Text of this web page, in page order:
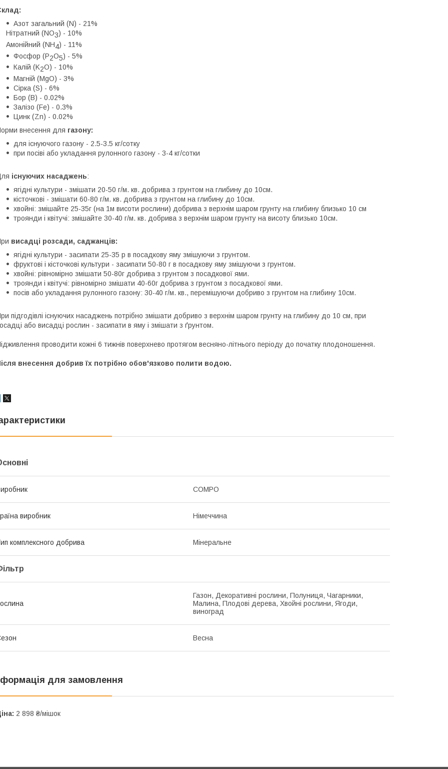
Азот загальний (N) - 21%
Нітратний (NO3) - 10%
Амонійний (NH4) - 11%
Фосфор (P2O5) - 5%
Калій (K2O) - 10%
Магній (MgO) - 3%
Сірка (S) - 6%
Бор (B) - 0.02%
Залізо (Fe) - 0.3%
Цинк (Zn) - 0.02%
внесення для газону:
для існуючого газону - 2.5-3.5 кг/сотку
при посіві або укладання рулонного газону - 3-4 кг/сотки
існуючих насаджень:
ягідні культури - змішати 20-50 г/м. кв. добрива з грунтом на глибину до 10см.
кісточкові - змішати 60-80 г/м. кв. добрива з грунтом на глибину до 10см.
хвойні: змішайте 25-35г (на 1м висоти рослини) добрива з верхнім шаром грунту на глибину близько 10 см
троянди і квітучі: змішайте 30-40 г/м. кв. добрива з верхнім шаром грунту на висоту близько 10см.
висадці розсади, саджанців:
ягідні культури - засипати 25-35 р в посадкову яму змішуючи з грунтом.
фруктові і кісточкові культури - засипати 50-80 г в посадкову яму змішуючи з грунтом.
хвойні: рівномірно змішати 50-80г добрива з грунтом з посадкової ями.
троянди і квітучі: рівномірно змішати 40-60г добрива з грунтом з посадкової ями.
посів або укладання рулонного газону: 30-40 г/м. кв., перемішуючи добриво з грунтом на глибину 10см.
підгодівлі існуючих насаджень потрібно змішати добриво з верхнім шаром грунту на глибину до 10 см, при
або висадці рослин - засипати в яму і змішати з ґрунтом.
проводити кожні 6 тижнів поверхнево протягом весняно-літнього періоду до початку плодоношення.
внесення добрив їх потрібно обов'язково полити водою.
COMPO
виробник Німеччина
комплексного добрива Мінеральне
Газон, Декоративні рослини, Полуниця, Чагарники,
Малина, Плодові дерева, Хвойні рослини, Ягоди,
виноград
Весна
для замовлення
2 898 ₴/мішок